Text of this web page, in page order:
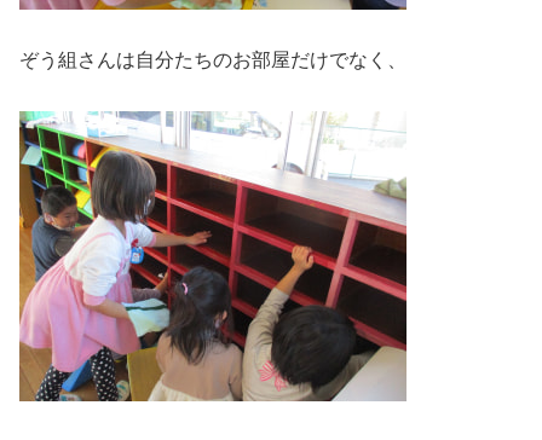
ぞう組さんは自分たちのお部屋だけでなく、